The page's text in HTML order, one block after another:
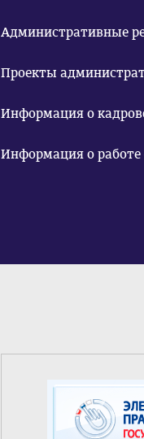
Административные
Проекты
Информация о
Информация о